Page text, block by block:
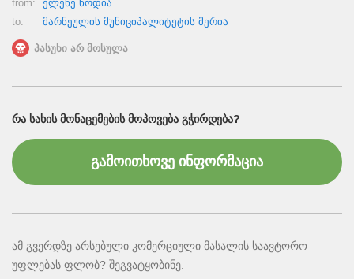
from:
ელენე ნოდია
to:
მარნეულის მუნიციპალიტეტის მერია
პასუხი არ მოსულა
ᲠᲐ ᲡᲐᲮᲘᲡ ᲛᲝᲜᲐᲪᲔᲛᲔᲑᲘᲡ ᲛᲝᲞᲝᲕᲔᲑᲐ ᲒᲭᲘᲠᲓᲔᲑᲐ?
გამოითხოვე ინფორმაცია
ამ გვერდზე არსებული კომერციული მასალის საავტორო
უფლებას ფლობ? შეგვატყობინე.